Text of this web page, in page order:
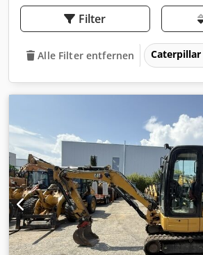
Filter
Alle Filter entfernen Caterpillar